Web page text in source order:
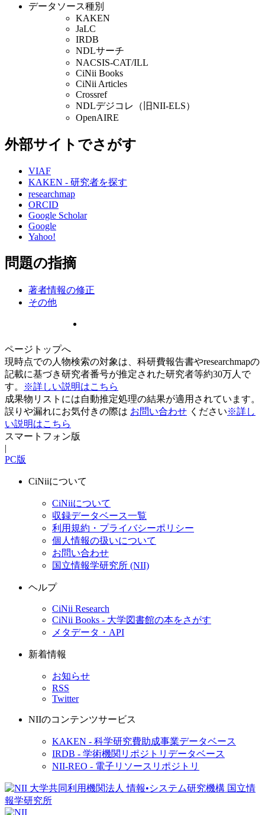
データソース種別
KAKEN
JaLC
IRDB
NDLサーチ
NACSIS-CAT/ILL
CiNii Books
CiNii Articles
Crossref
NDLデジコレ（旧NII-ELS）
OpenAIRE
外部サイトでさがす
VIAF
KAKEN - 研究者を探す
researchmap
ORCID
Google Scholar
Google
Yahoo!
問題の指摘
著者情報の修正
その他
ページトップへ
現時点での人物検索の対象は、科研費報告書やresearchmapの
記載に基づき研究者番号が推定された研究者等約30万人で
す。
※詳しい説明はこちら
成果物リストには自動推定処理の結果が適用されています。
誤りや漏れにお気付きの際は お問い合わせ ください※詳し
い説明はこちら
スマートフォン版
|
PC版
CiNiiについて
CiNiiについて
収録データベース一覧
利用規約・プライバシーポリシー
個人情報の扱いについて
お問い合わせ
国立情報学研究所 (NII)
ヘルプ
CiNii Research
CiNii Books - 大学図書館の本をさがす
メタデータ・API
新着情報
お知らせ
RSS
Twitter
NIIのコンテンツサービス
KAKEN - 科学研究費助成事業データベース
IRDB - 学術機関リポジトリデータベース
NII-REO - 電子リソースリポジトリ